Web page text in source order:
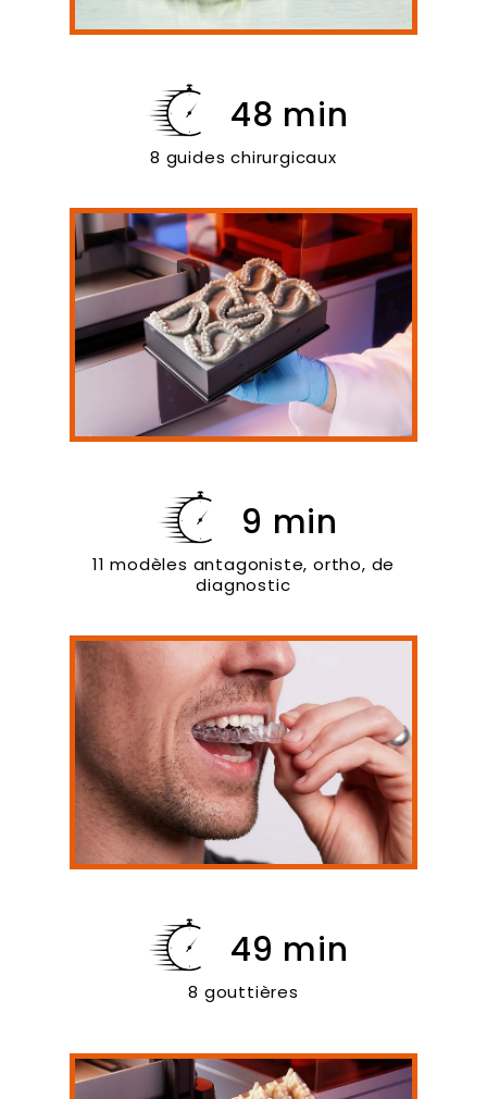
48 min
8 guides chirurgicaux
9 min
11 modèles antagoniste, ortho, de
diagnostic
49 min
8 gouttières